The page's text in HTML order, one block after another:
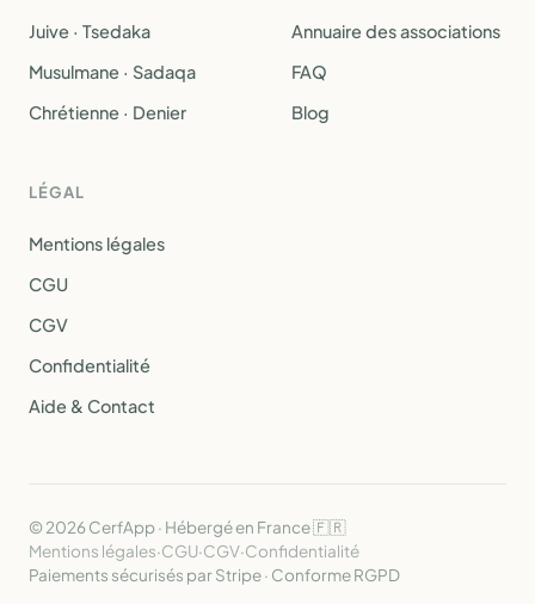
Juive · Tsedaka
Musulmane · Sadaqa
Chrétienne · Denier
Annuaire des associations
FAQ
Blog
LÉGAL
Mentions légales
CGU
CGV
Confidentialité
Aide & Contact
© 2026 CerfApp · Hébergé en France 🇫🇷
Mentions légales·CGU·CGV·Confidentialité
Paiements sécurisés par Stripe · Conforme RGPD